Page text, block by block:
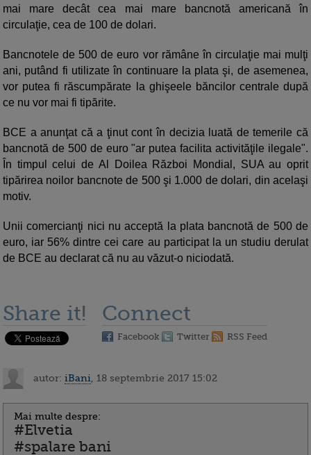
mai mare decât cea mai mare bancnotă americană în
circulaţie, cea de 100 de dolari.
Bancnotele de 500 de euro vor rămâne în circulaţie mai mulţi
ani, putând fi utilizate în continuare la plata şi, de asemenea,
vor putea fi răscumpărate la ghişeele băncilor centrale după
ce nu vor mai fi tipărite.
BCE a anunţat că a ţinut cont în decizia luată de temerile că
bancnotă de 500 de euro "ar putea facilita activităţile ilegale".
În timpul celui de Al Doilea Război Mondial, SUA au oprit
tipărirea noilor bancnote de 500 şi 1.000 de dolari, din acelaşi
motiv.
Unii comercianţi nici nu acceptă la plata bancnotă de 500 de
euro, iar 56% dintre cei care au participat la un studiu derulat
de BCE au declarat că nu au văzut-o niciodată.
Share it! Connect
Facebook Twitter RSS Feed
autor: iBani , 18 septembrie 2017 15:02
Mai multe despre:
#Elvetia
#spalare bani